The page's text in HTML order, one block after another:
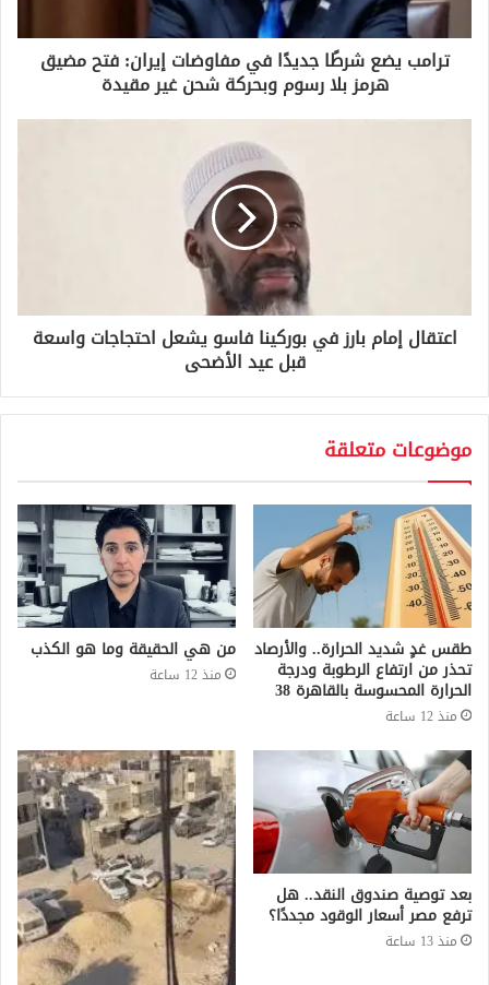
ر
ترامب يضع شرطًا جديدًا في مفاوضات إيران: فتح مضيق
هرمز بلا رسوم وبحركة شحن غير مقيدة
اعتقال إمام بارز في بوركينا فاسو يشعل احتجاجات واسعة
قبل عيد الأضحى
موضوعات متعلقة
طقس غدٍ شديد الحرارة.. والأرصاد
تحذر من ارتفاع الرطوبة ودرجة
الحرارة المحسوسة بالقاهرة 38
منذ 12 ساعة
من هي الحقيقة وما هو الكذب
منذ 12 ساعة
بعد توصية صندوق النقد.. هل
ترفع مصر أسعار الوقود مجددًا؟
منذ 13 ساعة